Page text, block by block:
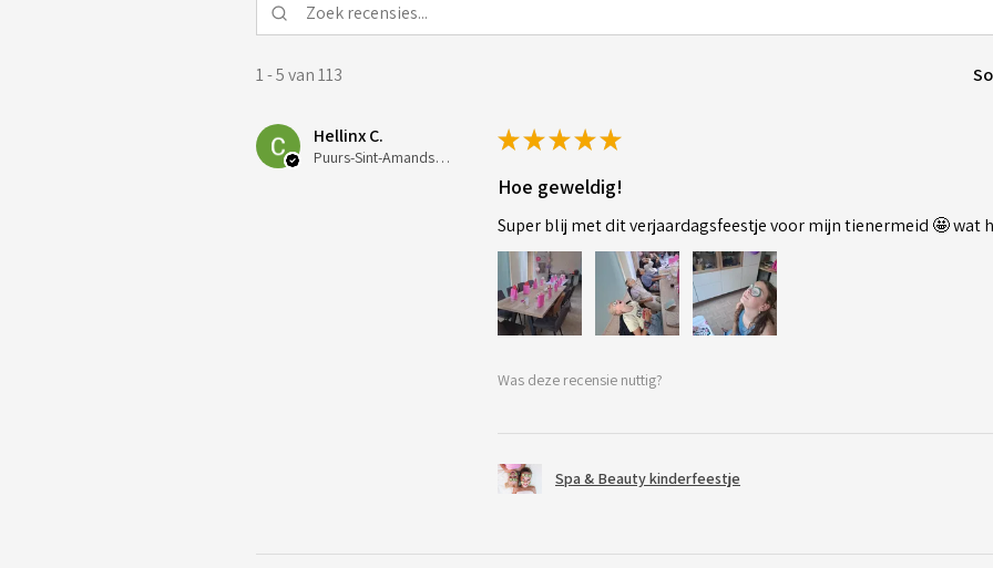
1 - 5 van 113
Hellinx C.
Puurs-Sint-Amands, Belgium
★★★★★
Hoe geweldig!
Super blij met dit verjaardagsfeestje voor mijn tienermeid 🤩 wat
Was deze recensie nuttig?
Spa & Beauty kinderfeestje